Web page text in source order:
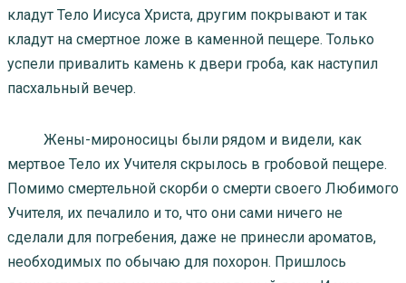
кладут Тело Иисуса Христа, другим покрывают и так
кладут на смертное ложе в каменной пещере. Только
успели привалить камень к двери гроба, как наступил
пасхальный вечер.
Жены-мироносицы были рядом и видели, как
мертвое Тело их Учителя скрылось в гробовой пещере.
Помимо смертельной скорби о смерти своего Любимого
Учителя, их печалило и то, что они сами ничего не
сделали для погребения, даже не принесли ароматов,
необходимых по обычаю для похорон. Пришлось